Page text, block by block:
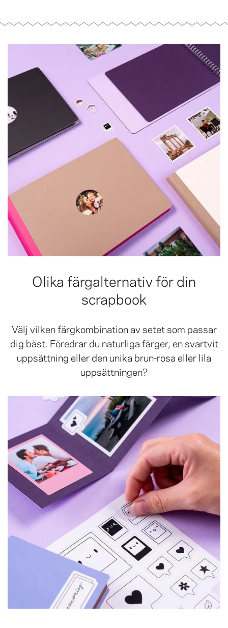
Olika färgalternativ för din
scrapbook
Välj vilken färgkombination av setet som passar
dig bäst. Föredrar du naturliga färger, en svartvit
uppsättning eller den unika brun-rosa eller lila
uppsättningen?